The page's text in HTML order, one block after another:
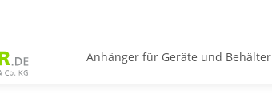
Anhänger für Geräte und Behälter